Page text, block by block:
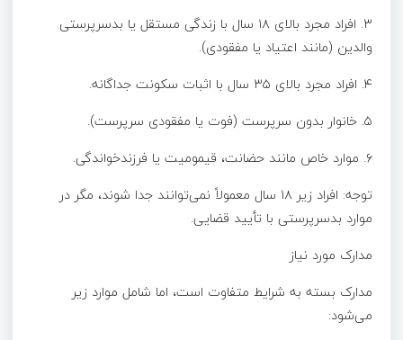
۳. افراد مجرد بالای ۱۸ سال با زندگی مستقل یا بدسرپرستی
والدین (مانند اعتیاد یا مفقودی).
۴. افراد مجرد بالای ۳۵ سال با اثبات سکونت جداگانه.
۵. خانوار بدون سرپرست (فوت یا مفقودی سرپرست).
۶. موارد خاص مانند حضانت، قیمومیت یا فرزندخواندگی.
توجه: افراد زیر ۱۸ سال معمولاً نمی‌توانند جدا شوند، مگر در
موارد بدسرپرستی با تأیید قضایی.
مدارک مورد نیاز
مدارک بسته به شرایط متفاوت است، اما شامل موارد زیر
می‌شود: